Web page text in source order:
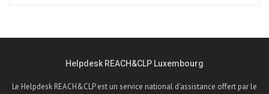
Helpdesk REACH&CLP Luxembourg
Le Helpdesk REACH&CLP est un service national d'assistance offert par le